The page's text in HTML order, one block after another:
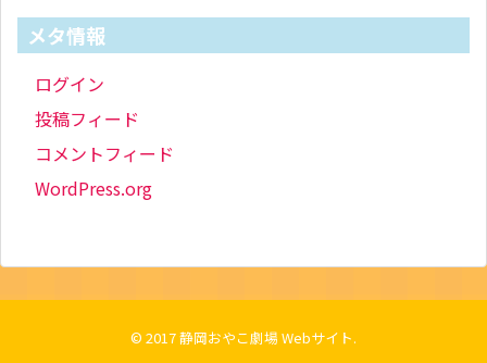
メタ情報
ログイン
投稿フィード
コメントフィード
WordPress.org
© 2017静岡おやこ劇場 Webサイト.